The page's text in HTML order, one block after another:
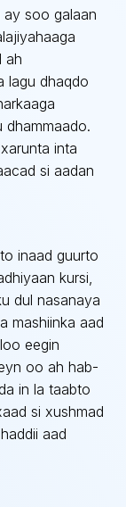
soo galaan
ah
lagu dhaqdo
dhammaado.
inta
si aadan
inaad guurto
kursi,
dul nasanaya
mashiinka aad
eegin
oo ah hab-
in la taabto
si xushmad
aad